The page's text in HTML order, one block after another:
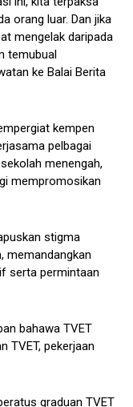
orang luar. Dan jika
mengelak daripada
temubual
ke Balai Berita
kempen
pelbagai
menengah,
mempromosikan
stigma
memandangkan
serta permintaan
bahawa TVET
TVET, pekerjaan
graduan TVET